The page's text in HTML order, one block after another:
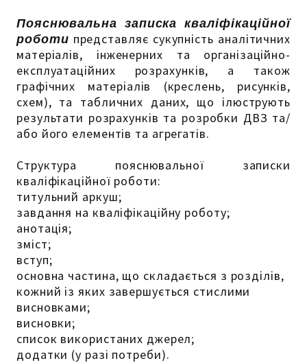
Пояснювальна записка кваліфікаційної
роботи представляє сукупність аналітичних
матеріалів, інженерних та організаційно-
експлуатаційних розрахунків, а також
графічних матеріалів (креслень, рисунків,
схем), та табличних даних, що ілюструють
результати розрахунків та розробки ДВЗ та/
або його елементів та агрегатів.
Структура пояснювальної записки
кваліфікаційної роботи:
титульний аркуш;
завдання на кваліфікаційну роботу;
анотація;
зміст;
вступ;
основна частина, що складається з розділів,
кожний із яких завершується стислими
висновками;
висновки;
список використаних джерел;
додатки (у разі потреби).